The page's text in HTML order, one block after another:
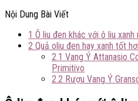
Nội Dung Bài Viết
1 Ô liu đen khác với ô liu xanh
2 Quả oliu đen hay xanh tốt
2.1 Vang Ý Attanasio
Primitivo
2.2 Rượu Vang Ý